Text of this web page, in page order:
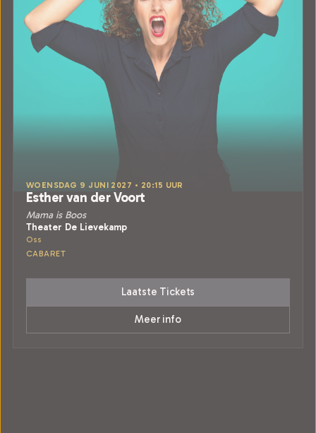
WOENSDAG 9 JUNI 2027 • 20:15 UUR
Esther van der Voort
Mama is Boos
Theater De Lievekamp
Oss
CABARET
Laatste Tickets
Meer info